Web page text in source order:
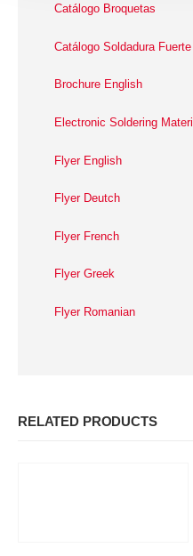
Catálogo Broquetas
Catálogo Soldadura Fuerte
Brochure English
Electronic Soldering
Flyer English
Flyer Deutch
Flyer French
Flyer Greek
Flyer Romanian
RELATED PRODUCTS